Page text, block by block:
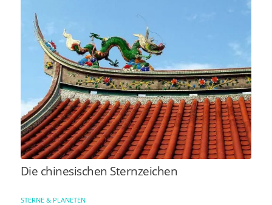
Die chinesischen Sternzeichen
STERNE & PLANETEN